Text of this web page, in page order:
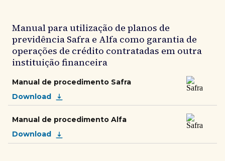
Manual para utilização de planos de
previdência Safra e Alfa como garantia de
operações de crédito contratadas em outra
instituição financeira
Manual de procedimento Safra
Download
Manual de procedimento Alfa
Download